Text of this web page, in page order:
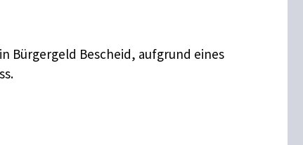
Bürgergeld Bescheid, aufgrund eines